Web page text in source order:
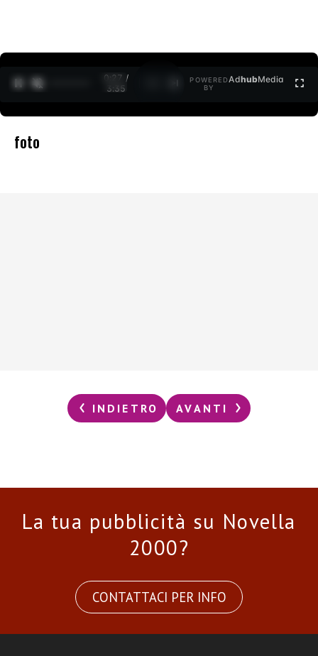
0:27 /
3:35
POWERED
BY
AdhubMedia
foto
INDIETRO AVANTI
La tua pubblicità su Novella
2000?
CONTATTACI PER INFO